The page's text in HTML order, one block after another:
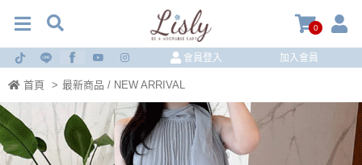
0
會員登入 加入會員
首頁 > 最新商品 / NEW ARRIVAL